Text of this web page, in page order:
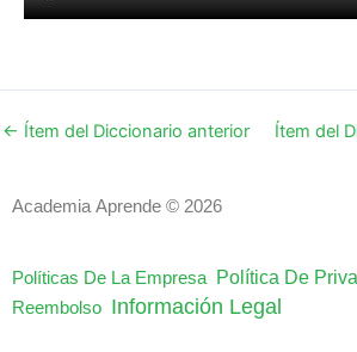
← Ítem del Diccionario anterior Ítem del
Academia Aprende © 2026
Políticas De La Empresa Política De
Reembolso Información Legal